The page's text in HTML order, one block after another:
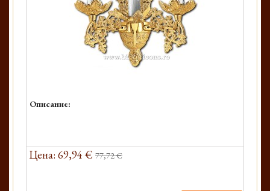
Описание:
Цена: 69,94 € 77,72 €